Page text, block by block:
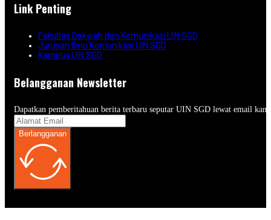
Link Penting
Fakultas Dakwah dan Komunikasi UIN SGD
Jurusan Ilmu Komunikasi UIN SGD
Kampus UIN SGD
Belangganan Newsletter
Dapatkan pemberitahuan berita terbaru seputar UIN SGD lewat email
Berlangganan